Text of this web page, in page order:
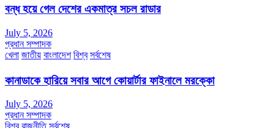
বন্ধ হয়ে গেল দেশের একমাত্র সচল রাডার
July 5, 2026
প্রধান সম্পাদক
খেলা জাতীয় বাংলাদেশ বিশ্ব সর্বশেষ
কানাডাকে হারিয়ে সবার আগে কোয়ার্টার ফাইনালে মরক্কো
July 5, 2026
প্রধান সম্পাদক